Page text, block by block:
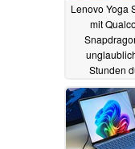
Lenovo Yoga
mit
Stunden